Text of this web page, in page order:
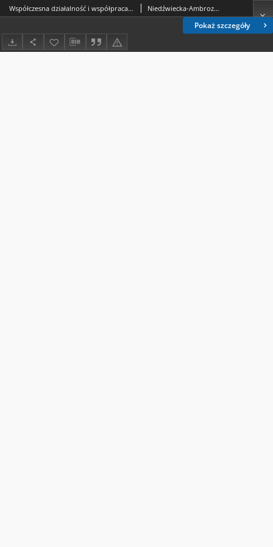
Pokaż szczegóły
Współczesna działalność i współpraca wybranych bibliotek narodowych Unii Europejskiej (w Polsce i państwach tzw. Starej UE) Niedźwiecka-Ambroziak, Julita